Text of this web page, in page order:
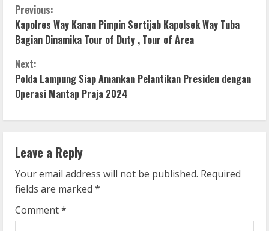
C
o
n
t
i
n
u
e
R
Previous:
Kapolres Way Kanan Pimpin Sertijab Kapolsek Way Tuba
Bagian Dinamika Tour of Duty , Tour of Area
Next:
Polda Lampung Siap Amankan Pelantikan Presiden dengan
Operasi Mantap Praja 2024
Leave a Reply
Your email address will not be published. Required
fields are marked *
Comment*